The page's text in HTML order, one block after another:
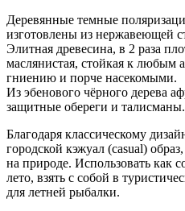
Деревянные темные
изготовлены из нержавеющей
Элитная древесина, в 2 раза
маслянистая, стойкая к любым
гниению и порче насекомыми.
Из эбенового чёрного дерева
защитные обереги и талисманы.
Благодаря классическому
городской кэжуал (casual)
на природе. Использовать как
лето, взять с собой в
для летней рыбалки.